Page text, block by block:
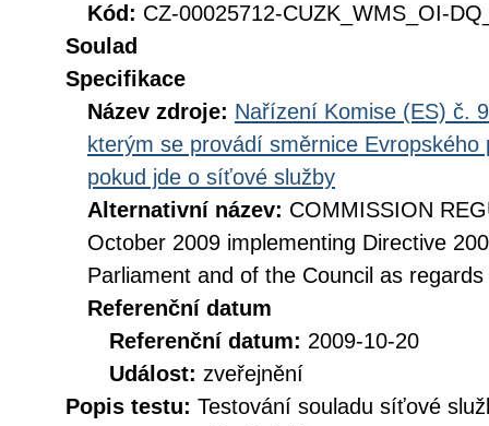
Kód: CZ-00025712-CUZK_WMS_OI-
Soulad
Specifikace
Název zdroje: Nařízení Komise (ES) č.
kterým se provádí směrnice
pokud jde o síťové služby
Alternativní název: COMMISSION
October 2009 implementing Directive
Parliament and of the Council as
Referenční datum
Referenční datum: 2009-10-20
Událost: zveřejnění
Popis testu: Testování souladu síťové